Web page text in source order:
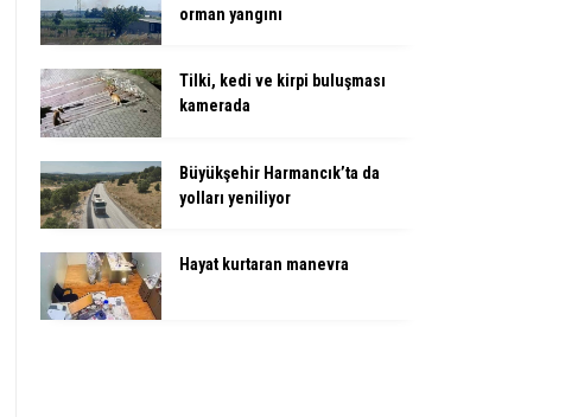
orman yangını
Tilki, kedi ve kirpi buluşması
kamerada
Büyükşehir Harmancık’ta da
yolları yeniliyor
Hayat kurtaran manevra